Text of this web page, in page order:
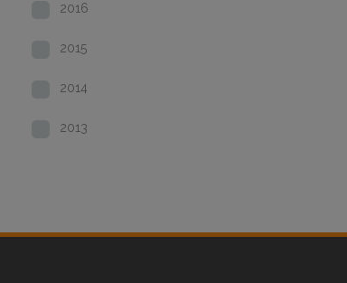
2016
2015
2014
2013